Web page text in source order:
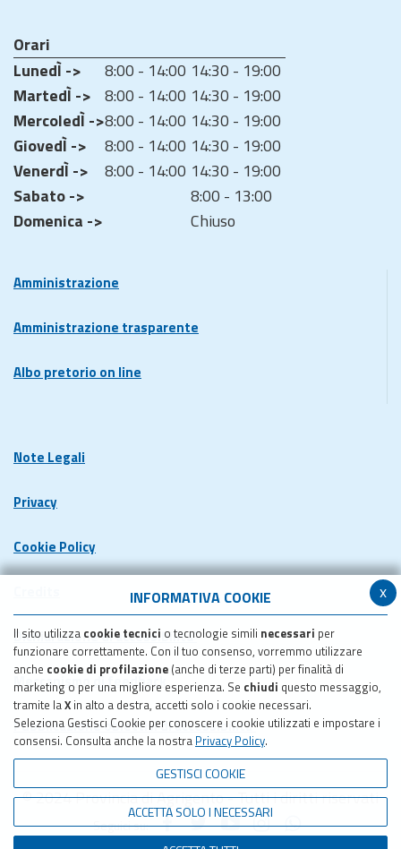
x
INFORMATIVA COOKIE
Il sito utilizza cookie tecnici o tecnologie simili necessari per
funzionare correttamente. Con il tuo consenso, vorremmo utilizzare
anche cookie di profilazione (anche di terze parti) per finalità di
marketing o per una migliore esperienza. Se chiudi questo messaggio,
tramite laX in alto a destra, accetti solo i cookie necessari.
Seleziona Gestisci Cookie per conoscere i cookie utilizzati e impostare i
consensi. Consulta anche la nostra Privacy Policy.
GESTISCI COOKIE
ACCETTA SOLO I NECESSARI
Orari
LunedÌ ->
8:00 - 14:00 14:30 - 19:00
MartedÌ -> 8:00 - 14:00 14:30 - 19:00
MercoledÌ ->8:00 - 14:00 14:30 - 19:00
GiovedÌ ->
8:00 - 14:00 14:30 - 19:00
VenerdÌ ->
8:00 - 14:00 14:30 - 19:00
Sabato ->
8:00 - 13:00
Domenica ->
Chiuso
Amministrazione
Amministrazione trasparente
Albo pretorio on line
Note Legali
Privacy
Cookie Policy
Dichiarazione di accessibilita'
Meccanismo di feedback
Pubblicazione obiettivi di accessibilita'
© 2024 Provincia di Agrigento - Tutti i diritti riservati
Seguici su: